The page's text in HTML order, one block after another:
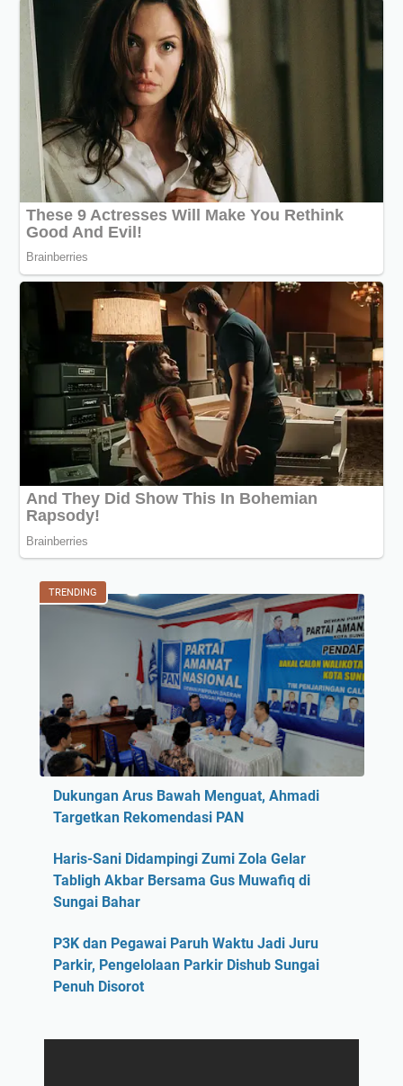
TRENDING
Dukungan Arus Bawah Menguat, Ahmadi
Targetkan Rekomendasi PAN
Haris-Sani Didampingi Zumi Zola Gelar
Tabligh Akbar Bersama Gus Muwafiq di
Sungai Bahar
P3K dan Pegawai Paruh Waktu Jadi Juru
Parkir, Pengelolaan Parkir Dishub Sungai
Penuh Disorot